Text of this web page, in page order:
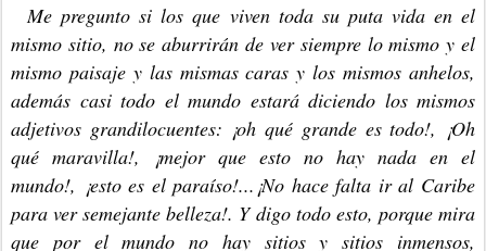
Me pregunto si los que viven toda su puta vida en el
mismo sitio, no se aburrirán de ver siempre lo mismo y el
mismo paisaje y las mismas caras y los mismos anhelos,
además casi todo el mundo estará diciendo los mismos
adjetivos grandilocuentes: ¡oh qué grande es todo!, ¡Oh
qué maravilla!, ¡mejor que esto no hay nada en el
mundo!, ¡esto es el paraíso!...¡No hace falta ir al Caribe
para ver semejante belleza!. Y digo todo esto, porque mira
que por el mundo no hay sitios y sitios inmensos,